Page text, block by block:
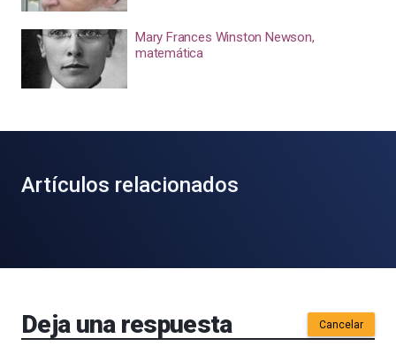
Mary Frances Winston Newson,
matemática
Artículos relacionados
Deja una respuesta Cancelar